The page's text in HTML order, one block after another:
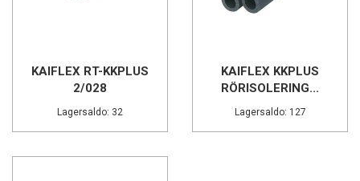
KAIFLEX RT-KKPLUS
2/028
Lagersaldo: 32
KAIFLEX KKPLUS
RÖRISOLERING...
Lagersaldo: 127